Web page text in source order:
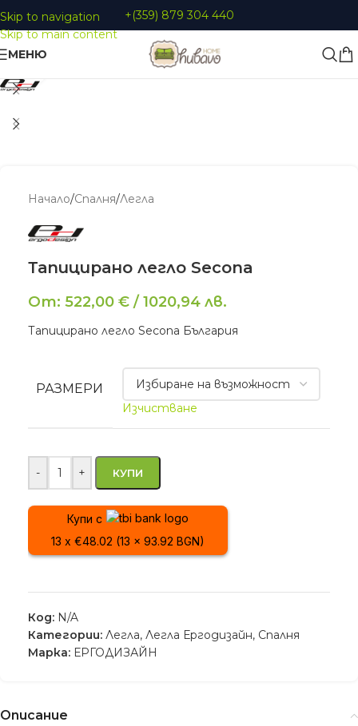
Skip to navigation
Skip to main content
+(359) 879 304 440
МЕНЮ
Начало/Спалня/Легла
Тапицирано легло Secona
От: 522,00 € /1020,94 лв.
Тапицирано легло Secona България
РАЗМЕРИ
Изчистване
- + КУПИ
Купи с
13 x €48.02 (13 x 93.92 BGN)
Код: N/A
Категории: Легла, Легла Ергодизайн, Спалня
Марка: ЕРГОДИЗАЙН
Описание